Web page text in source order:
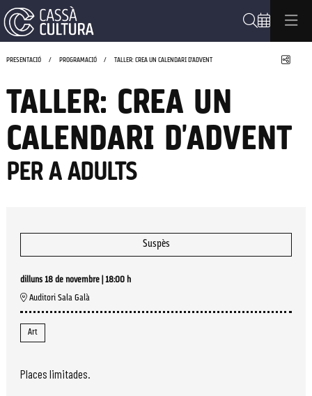
PRESENTACIÓ PROGRAMACIÓ TALLER: CREA UN CALENDARI D'ADVENT
TALLER: CREA UN
CALENDARI D'ADVENT
PER A ADULTS
Suspès
dilluns 18 de novembre
18:00 h
Auditori Sala Galà
Art
Places limitades.